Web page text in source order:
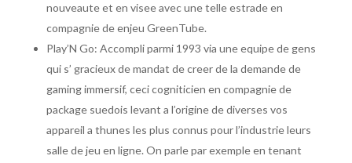
nouveaute et en visee avec une telle estrade en
compagnie de enjeu GreenTube.
Play’N Go: Accompli parmi 1993 via une equipe de gens
qui s’ gracieux de mandat de creer de la demande de
gaming immersif, ceci cogniticien en compagnie de
package suedois levant a l’origine de diverses vos
appareil a thunes les plus connus pour l’industrie leurs
salle de jeu en ligne. On parle par exemple en tenant